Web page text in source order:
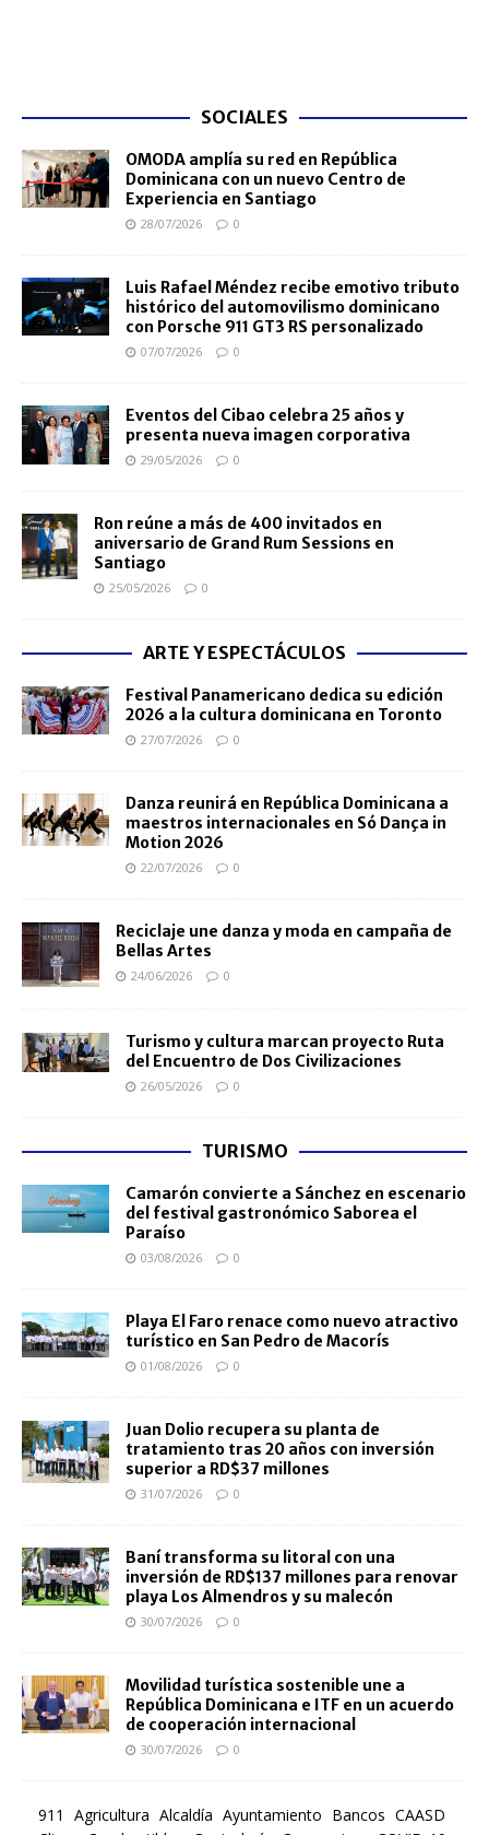
SOCIALES
OMODA amplía su red en República
Dominicana con un nuevo Centro de
Experiencia en Santiago
28/07/2026 0
Luis Rafael Méndez recibe emotivo tributo
histórico del automovilismo dominicano
con Porsche 911 GT3 RS personalizado
07/07/2026 0
Eventos del Cibao celebra 25 años y
presenta nueva imagen corporativa
29/05/2026 0
Ron reúne a más de 400 invitados en
aniversario de Grand Rum Sessions en
Santiago
25/05/2026 0
ARTE Y ESPECTÁCULOS
Festival Panamericano dedica su edición
2026 a la cultura dominicana en Toronto
27/07/2026 0
Danza reunirá en República Dominicana a
maestros internacionales en Só Dança in
Motion 2026
22/07/2026 0
Reciclaje une danza y moda en campaña de
Bellas Artes
24/06/2026 0
Turismo y cultura marcan proyecto Ruta
del Encuentro de Dos Civilizaciones
26/05/2026 0
TURISMO
Camarón convierte a Sánchez en escenario
del festival gastronómico Saborea el
Paraíso
03/08/2026 0
Playa El Faro renace como nuevo atractivo
turístico en San Pedro de Macorís
01/08/2026 0
Juan Dolio recupera su planta de
tratamiento tras 20 años con inversión
superior a RD$37 millones
31/07/2026 0
Baní transforma su litoral con una
inversión de RD$137 millones para renovar
playa Los Almendros y su malecón
30/07/2026 0
Movilidad turística sostenible une a
República Dominicana e ITF en un acuerdo
de cooperación internacional
30/07/2026 0
911 Agricultura Alcaldía Ayuntamiento Bancos CAASD